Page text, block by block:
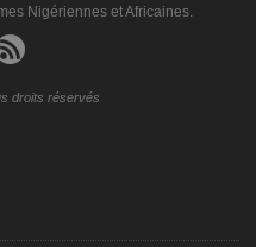
Nigériennes et Africaines.
droits réservés